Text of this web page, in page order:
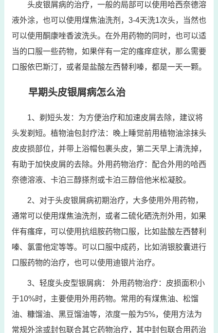
头皮银屑病的治疗，一般的局部可以使用哈西奈德溶
液外涂，也可以使用煤焦油洗剂，3-4天洗1次头，当然也
可以使用酮康唑香波洗头。在外用药物的同时，也可以适
当的口服一些药物，如果伴有一定的瘙痒症状，那么需要
口服依巴斯汀，或者是盐酸左西替利嗪，都是一天一颗。
早期头皮银屑病怎么治
1、剃短头发：为方便治疗和加速皮屑去除，建议将
头发剃短。植物油包封疗法：晚上睡觉前用植物油涂抹头
皮皮损部位，并带上浴帽包裹头皮，第二天早上清洗掉，
有助于加快皮屑的去除。外用药物治疗：配合外用的哈西
奈德溶液、卡泊三醇搽剂或卡泊三醇倍他米松凝胶。
2、对于头皮银屑病初期治疗，大多使用外用药物，
通常可以使用煤焦油洗剂，或者二硫化硒洗剂外用，如果
伴有瘙痒，可以使用抗组胺药物口服，比如盐酸左西替利
嗪、氯雷他定等等。可以口服中成药，比如消银胶囊进行
口服药物的治疗，也可以使用迪银片治疗。
3、轻度头皮型银屑病： 外用药物治疗：皮损面积小
于10%时，主要使用外用药物。常用的有煤焦油、松馏
油、糠馏油、黑豆馏油等，浓度一般为5%，使用方法为
常规外涂或封包联合其它药物治疗，其中封包联合用药治